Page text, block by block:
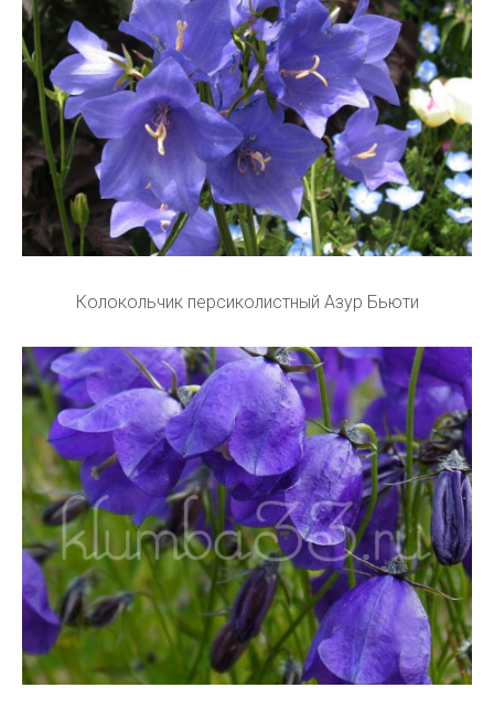
Колокольчик персиколистный Азур Бьюти